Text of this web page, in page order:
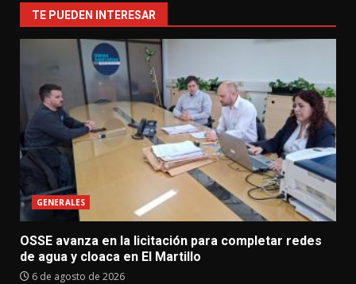
TE PUEDEN INTERESAR
GENERALES
OSSE avanza en la licitación para completar redes
de agua y cloaca en El Martillo
6 de agosto de 2026